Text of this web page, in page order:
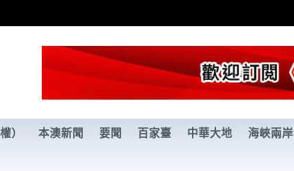
） 本澳新聞 要聞 百家臺 中華大地 海峽兩岸